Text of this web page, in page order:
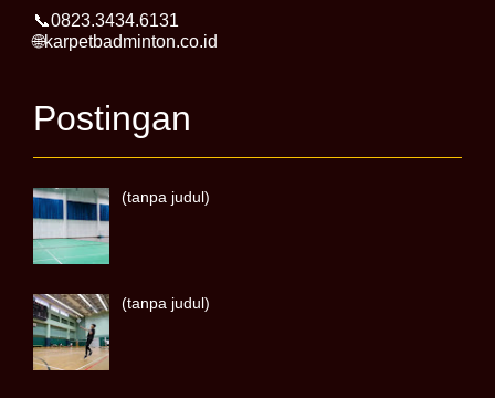
📞0823.3434.6131
🌐karpetbadminton.co.id
Postingan
(tanpa judul)
(tanpa judul)